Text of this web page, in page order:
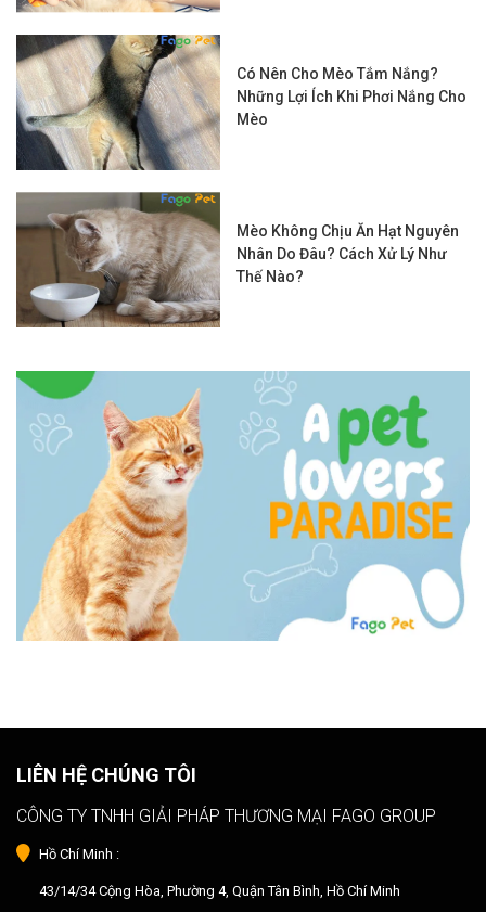
Có Nên Cho Mèo Tắm Nắng?
Những Lợi Ích Khi Phơi Nắng Cho
Mèo
Mèo Không Chịu Ăn Hạt Nguyên
Nhân Do Đâu? Cách Xử Lý Như
Thế Nào?
LIÊN HỆ CHÚNG TÔI
CÔNG TY TNHH GIẢI PHÁP THƯƠNG MẠI FAGO GROUP
Hồ Chí Minh :
43/14/34 Cộng Hòa, Phường 4, Quận Tân Bình, Hồ Chí Minh